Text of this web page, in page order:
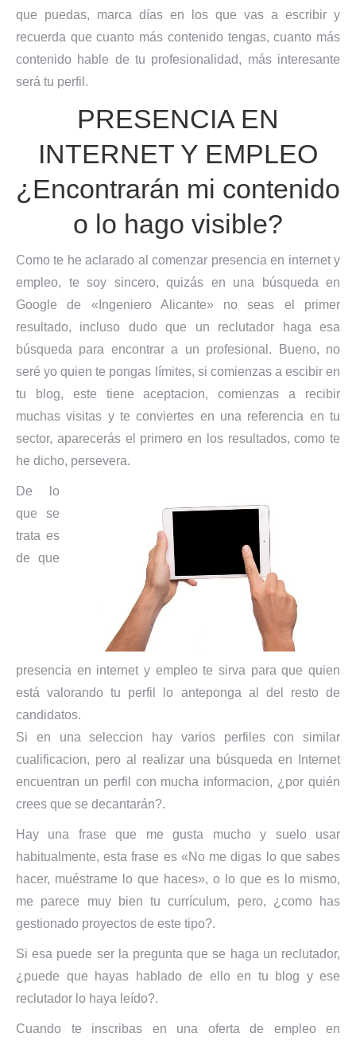
que puedas, marca días en los que vas a escribir y
recuerda que cuanto más contenido tengas, cuanto más
contenido hable de tu profesionalidad, más interesante
será tu perfil.
PRESENCIA EN
INTERNET Y EMPLEO
¿Encontrarán mi contenido
o lo hago visible?
Como te he aclarado al comenzar presencia en internet y
empleo, te soy sincero, quizás en una búsqueda en
Google de «Ingeniero Alicante» no seas el primer
resultado, incluso dudo que un reclutador haga esa
búsqueda para encontrar a un profesional. Bueno, no
seré yo quien te pongas límites, si comienzas a escibir en
tu blog, este tiene aceptacion, comienzas a recibir
muchas visitas y te conviertes en una referencia en tu
sector, aparecerás el primero en los resultados, como te
he dicho, persevera.
De lo
que se
trata es
de que
presencia en internet y empleo te sirva para que quien
está valorando tu perfil lo anteponga al del resto de
candidatos.
Si en una seleccion hay varios perfiles con similar
cualificacion, pero al realizar una búsqueda en Internet
encuentran un perfil con mucha informacion, ¿por quién
crees que se decantarán?.
Hay una frase que me gusta mucho y suelo usar
habitualmente, esta frase es «No me digas lo que sabes
hacer, muéstrame lo que haces», o lo que es lo mismo,
me parece muy bien tu currículum, pero, ¿como has
gestionado proyectos de este tipo?.
Si esa puede ser la pregunta que se haga un reclutador,
¿puede que hayas hablado de ello en tu blog y ese
reclutador lo haya leído?.
Cuando te inscribas en una oferta de empleo en